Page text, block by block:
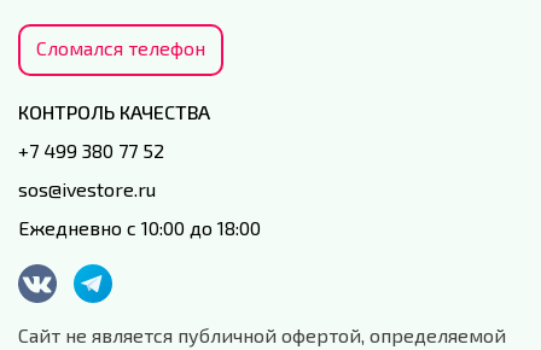
Сломался телефон
КОНТРОЛЬ КАЧЕСТВА
+7 499 380 77 52
sos@ivestore.ru
Ежедневно с 10:00 до 18:00
Сайт не является публичной офертой, определяемой